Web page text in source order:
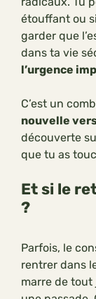
étouffant ou
garder que
dans ta vie
l’urgence
C’est un
nouvelle
découverte
que tu as
Et si le
?
Parfois, le
rentrer dans
marre de tout